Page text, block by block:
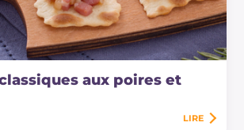
aux poires et
LIRE